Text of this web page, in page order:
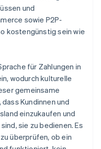
und
sowie P2P-
kostengünstig sein wie
für Zahlungen in
wodurch kulturelle
gemeinsame
Kundinnen und
einzukaufen und
sie zu bedienen. Es
überprüfen, ob ein